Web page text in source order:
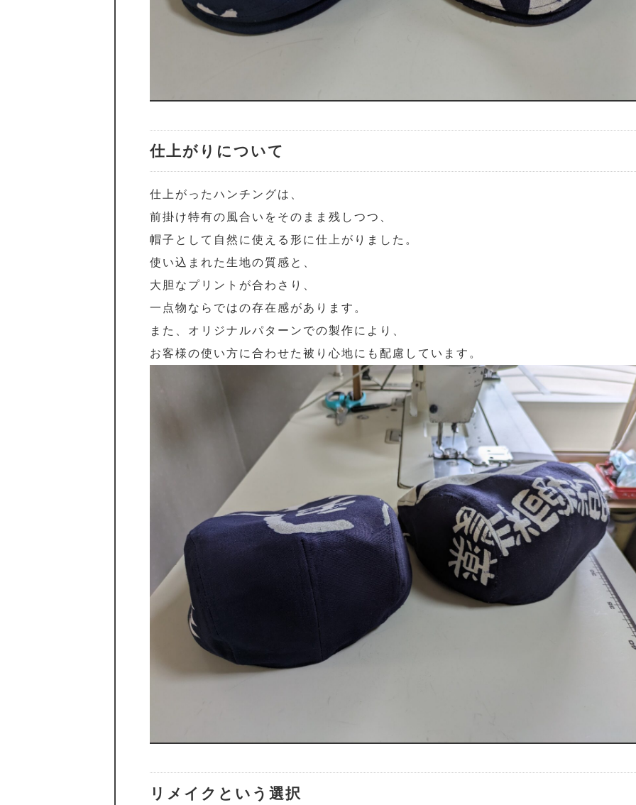
仕上がりについて
仕上がったハンチングは、
前掛け特有の風合いをそのまま残しつつ、
帽子として自然に使える形に仕上がりました。
使い込まれた生地の質感と、
大胆なプリントが合わさり、
一点物ならではの存在感があります。
また、オリジナルパターンでの製作により、
お客様の使い方に合わせた被り心地にも配慮しています。
リメイクという選択